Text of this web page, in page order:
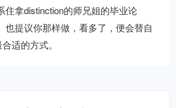
住拿distinction的师兄姐的毕业论
也提议你那样做，看多了，便会替自
适的方式。